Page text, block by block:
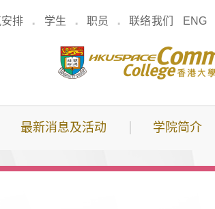
排 学生 职员 联络我们 ENG
最新消息及活动 学院简介